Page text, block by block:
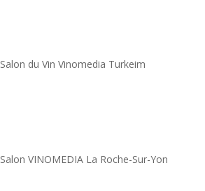
Salon du Vin Vinomedia Turkeim
Salon VINOMEDIA La Roche-Sur-Yon